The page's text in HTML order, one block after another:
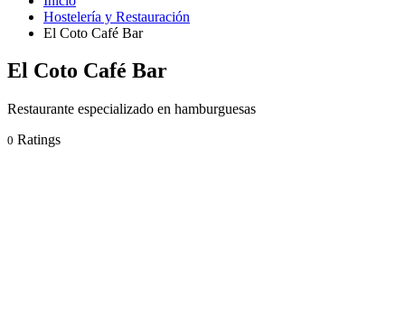
Hostelería y Restauración
El Coto Café Bar
El Coto Café Bar
Restaurante especializado en hamburguesas
0 Ratings